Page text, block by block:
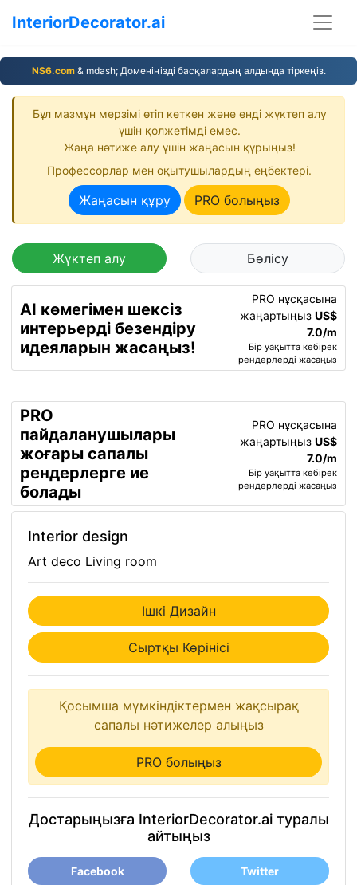
InteriorDecorator.ai
NS6.com& mdash; Доменіңізді басқалардың алдында тіркеңіз.
Бұл мазмұн мерзімі өтіп кеткен және енді жүктеп алу
үшін қолжетімді емес.
Жаңа нәтиже алу үшін жаңасын құрыңыз!
Профессорлар мен оқытушылардың еңбектері.
Жаңасын құру PRO болыңыз
Жүктеп алу Бөлісу
AI көмегімен шексіз
интерьерді безендіру
идеяларын жасаңыз!
PRO нұсқасына
жаңартыңыз US$
7.0/m
Бір уақытта көбірек
рендерлерді жасаңыз
PRO
пайдаланушылары
жоғары сапалы
рендерлерге ие
болады
PRO нұсқасына
жаңартыңыз US$
7.0/m
Бір уақытта көбірек
рендерлерді жасаңыз
Interior design
Art deco Living room
Ішкі Дизайн
Сыртқы Көрінісі
Қосымша мүмкіндіктермен жақсырақ
сапалы нәтижелер алыңыз
PRO болыңыз
Достарыңызға InteriorDecorator.ai туралы
айтыңыз
Facebook Twitter